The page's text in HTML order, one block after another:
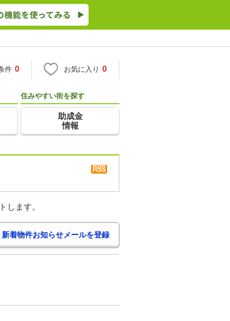
件 0 お気に入り 0
住みやすい街を探す
助成金
情報
します。